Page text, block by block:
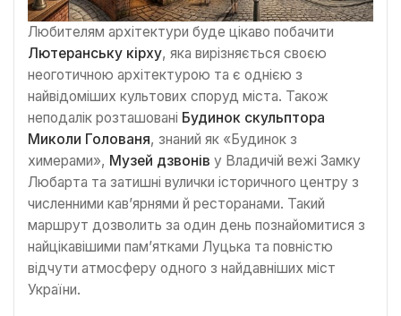
Любителям архітектури буде цікаво побачити
Лютеранську кірху, яка вирізняється своєю
неоготичною архітектурою та є однією з
найвідоміших культових споруд міста. Також
неподалік розташовані Будинок скульптора
Миколи Голованя, знаний як «Будинок з
химерами», Музей дзвонів у Владичій вежі Замку
Любарта та затишні вулички історичного центру з
численними кав’ярнями й ресторанами. Такий
маршрут дозволить за один день познайомитися з
найцікавішими пам’ятками Луцька та повністю
відчути атмосферу одного з найдавніших міст
України.